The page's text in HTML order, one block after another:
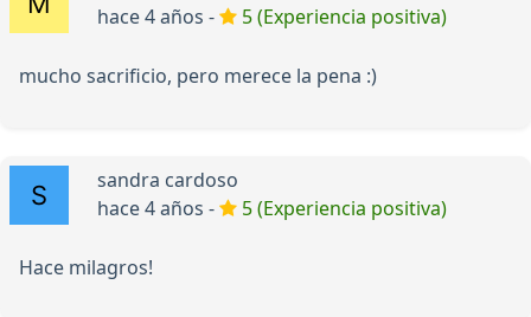
hace 4 años -
5 (Experiencia positiva)
mucho sacrificio, pero merece la pena :)
sandra cardoso
hace 4 años -
5 (Experiencia positiva)
Hace milagros!